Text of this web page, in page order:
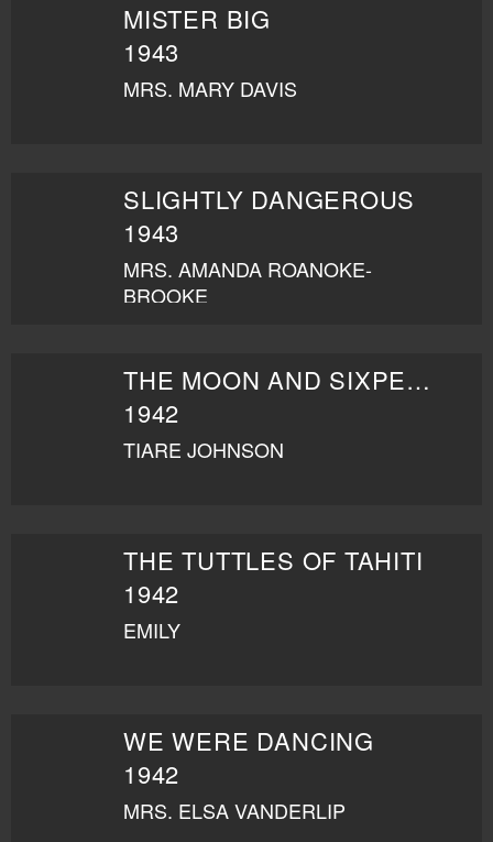
MISTER BIG
1943
MRS. MARY DAVIS
SLIGHTLY DANGEROUS
1943
MRS. AMANDA ROANOKE-
BROOKE
THE MOON AND SIXPENCE
1942
TIARE JOHNSON
THE TUTTLES OF TAHITI
1942
EMILY
WE WERE DANCING
1942
MRS. ELSA VANDERLIP